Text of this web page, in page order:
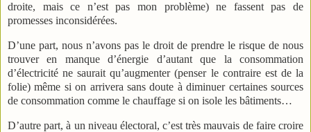
droite, mais ce n’est pas mon problème) ne fassent pas de
promesses inconsidérées.
D’une part, nous n’avons pas le droit de prendre le risque de nous
trouver en manque d’énergie d’autant que la consommation
d’électricité ne saurait qu’augmenter (penser le contraire est de la
folie) même si on arrivera sans doute à diminuer certaines sources
de consommation comme le chauffage si on isole les bâtiments…
D’autre part, à un niveau électoral, c’est très mauvais de faire croire